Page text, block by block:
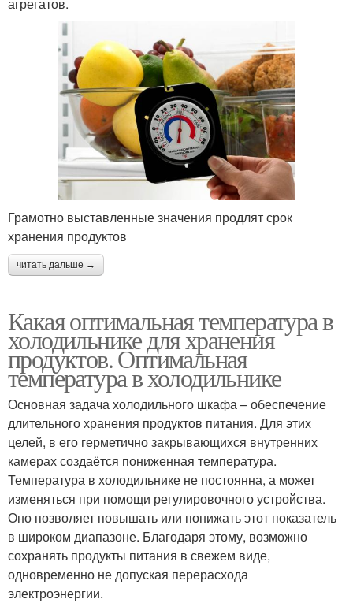
Грамотно выставленные значения продлят срок
хранения продуктов
читать дальше →
Какая оптимальная температура в
холодильнике для хранения
продуктов. Оптимальная
температура в холодильнике
Основная задача холодильного шкафа – обеспечение
длительного хранения продуктов питания. Для этих
целей, в его герметично закрывающихся внутренних
камерах создаётся пониженная температура.
Температура в холодильнике не постоянна, а может
изменяться при помощи регулировочного устройства.
Оно позволяет повышать или понижать этот показатель
в широком диапазоне. Благодаря этому, возможно
сохранять продукты питания в свежем виде,
одновременно не допуская перерасхода
электроэнергии.